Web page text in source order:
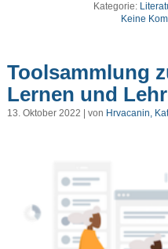
Kategorie:
Keine
Toolsammlung
Lernen und
13. Oktober 2022 | von Hrvacanin,